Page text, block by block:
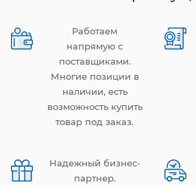
Работаем
напрямую с
поставщиками.
Многие позиции в
наличии, есть
возможность купить
товар под заказ.
Надежный бизнес-
партнер.